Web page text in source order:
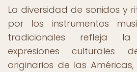
La diversidad de sonidos y
por los instrumentos
tradicionales refleja
expresiones culturales
originarios de las